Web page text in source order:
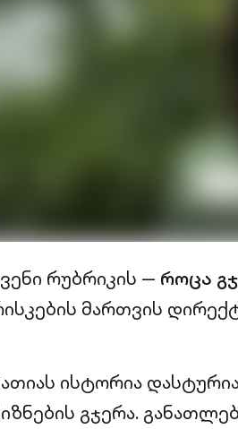
რუბრიკის — როცა
მართვის
ისტორია
გჯერა.